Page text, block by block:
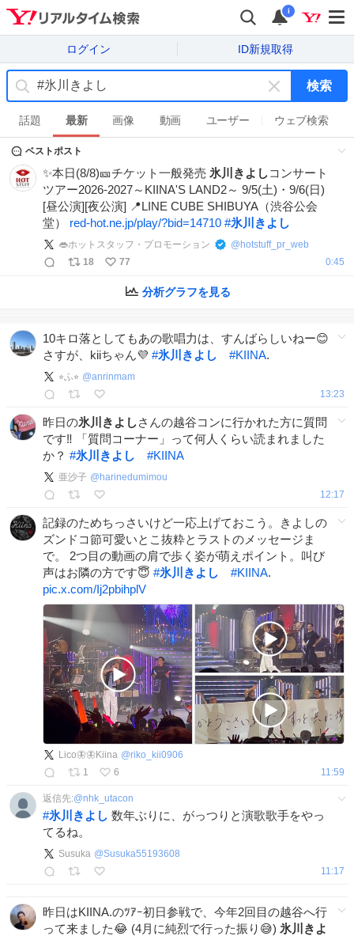
i
ログイン ID新規取得
キ
ー
ワ
ド
を
消
す
検索
話題 最新 画像 動画 ユーザー ウェブ検索
ベストポスト
✨本日(8/8)🎫チケット一般発売 氷川きよしコンサート
ツアー2026-2027～KIINA'S LAND2～ 9/5(土)・9/6(日)
[昼公演][夜公演] 📍LINE CUBE SHIBUYA（渋谷公会
堂） red-hot.ne.jp/play/?bid=14710 #氷川きよし
👄ホットスタッフ・プロモーション @ hotstuff_pr_web
18
77 0:45
分析グラフを見る
10キロ落としてもあの歌唱力は、すんばらしいねー😊
さすが、kiiちゃん💜 #氷川きよし #KIINA.
⭐︎ふ⭐︎ @anrinmam
13:23
昨日の氷川きよしさんの越谷コンに行かれた方に質問
です‼️ 「質問コーナー」って何人くらい読まれました
か？ #氷川きよし #KIINA
亜沙子 @ harinedumimou
12:17
記録のためちっさいけど一応上げておこう。きよしの
ズンドコ節可愛いとこ抜粋とラストのメッセージま
で。 2つ目の動画の肩で歩く姿が萌えポイント。叫び
声はお隣の方です😇 #氷川きよし #KIINA.
pic.x.com/Ij2pbihplV
Lico🦋🦋Kiina @riko_kii0906
1
6 11:59
返信先:@nhk_utacon
#氷川きよし 数年ぶりに、がっつりと演歌歌手をやっ
てるね。
Susuka @Susuka55193608
11:17
昨日はKIINA.のﾂｱｰ初日参戦で、今年2回目の越谷へ行
って来ました😂 (4月に純烈で行った振り😅) 氷川きよ